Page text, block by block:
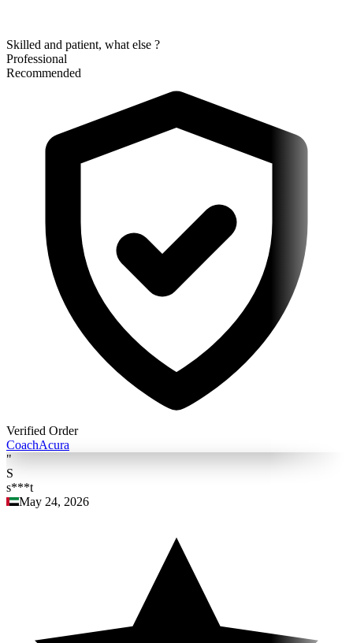
Skilled and patient, what else ?
Professional
Recommended
Verified Order
CoachAcura
"
S
s***t
May 24, 2026